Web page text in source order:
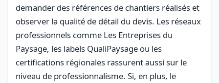
demander des références de chantiers réalisés et
observer la qualité de détail du devis. Les réseaux
professionnels comme Les Entreprises du
Paysage, les labels QualiPaysage ou les
certifications régionales rassurent aussi sur le
niveau de professionnalisme. Si, en plus, le